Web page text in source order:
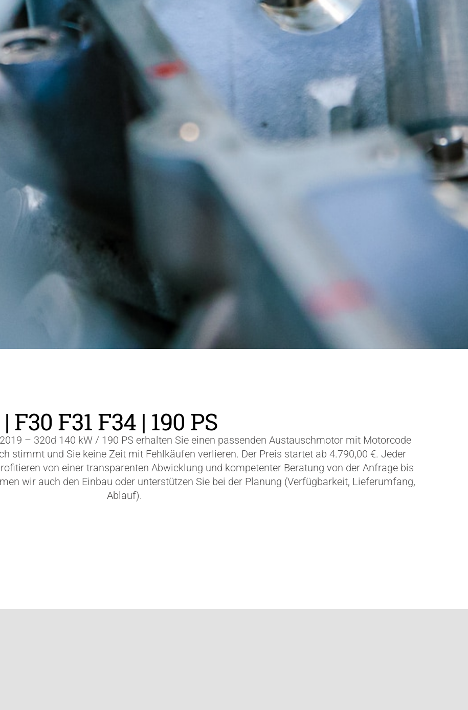
F31 F34 | 190 PS
– 320d 140 kW / 190 PS erhalten Sie einen passenden Austauschmotor mit Motorcode
stimmt und Sie keine Zeit mit Fehlkäufen verlieren. Der Preis startet ab 4.790,00 €. Jeder
von einer transparenten Abwicklung und kompetenter Beratung von der Anfrage bis
wir auch den Einbau oder unterstützen Sie bei der Planung (Verfügbarkeit, Lieferumfang,
Ablauf).